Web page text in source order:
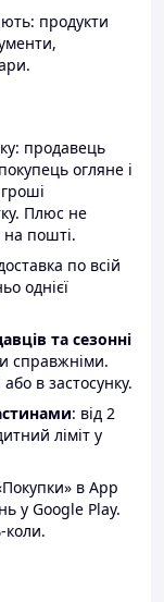
продукти
продавець
огляне і
Плюс не
на пошті.
по всій
однієї
та сезонні
справжніми.
в застосунку.
: від 2
ліміт у
в App
у Google Play.
коли.